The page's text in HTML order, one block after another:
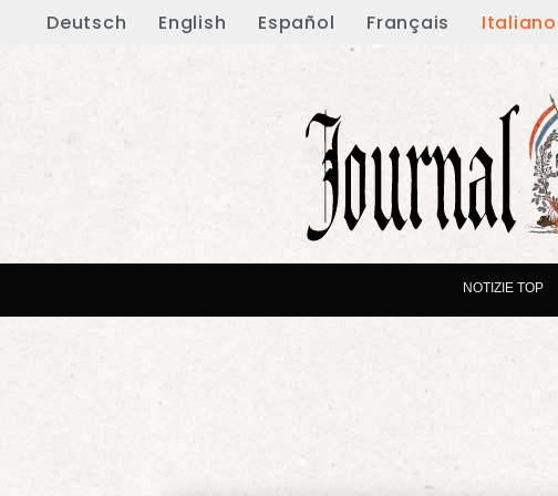
Deutsch English Español Français Italiano
NOTIZIE TOP